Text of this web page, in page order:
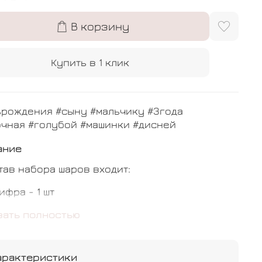
В корзину
Купить в 1 клик
#сыну #мальчику #3года
#голубой #машинки #дисней
набора шаров входит:
- 1 шт
- 1 шт
полностью